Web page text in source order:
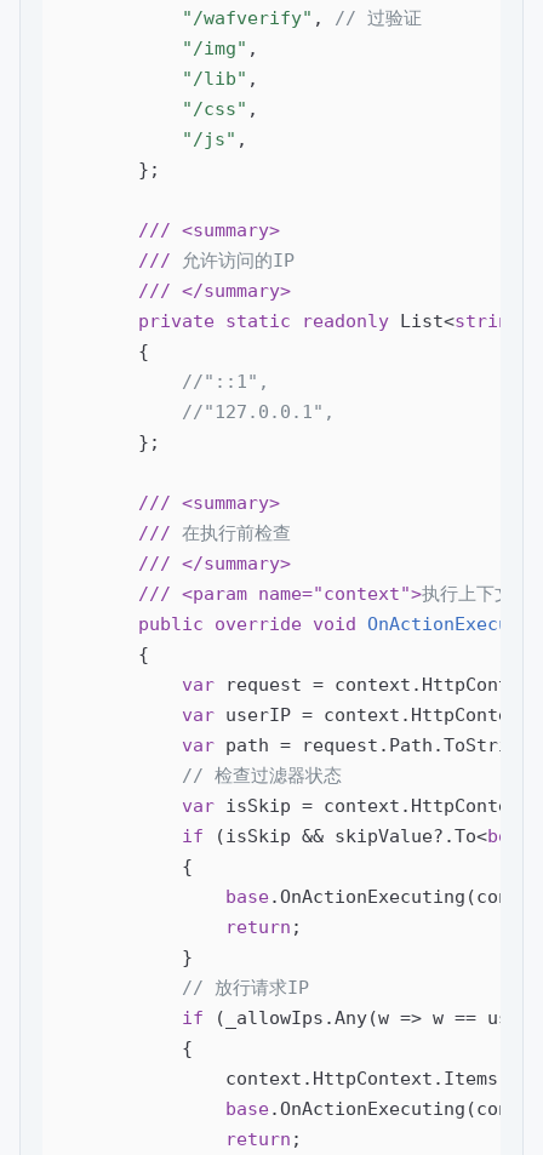
"/wafverify" , // 过验证
"/img" ,
"/lib" ,
"/css" ,
"/js" ,
        };
/// <summary>
/// 允许访问的IP
/// </summary>
private static readonly List<string
        {
//"::1",
//"127.0.0.1",
        };
/// <summary>
/// 在执行前检查
/// </summary>
/// <param name="context">执行上下文
public
override void
{
var request =
var userIP =
var path =
// 检查过滤器状态
var isSkip =
if (isSkip && skipValue?.To<bool
            {
base
return ;
            }
// 放行请求IP
if (_allowIps.Any(w => w ==
            {
base
return ;